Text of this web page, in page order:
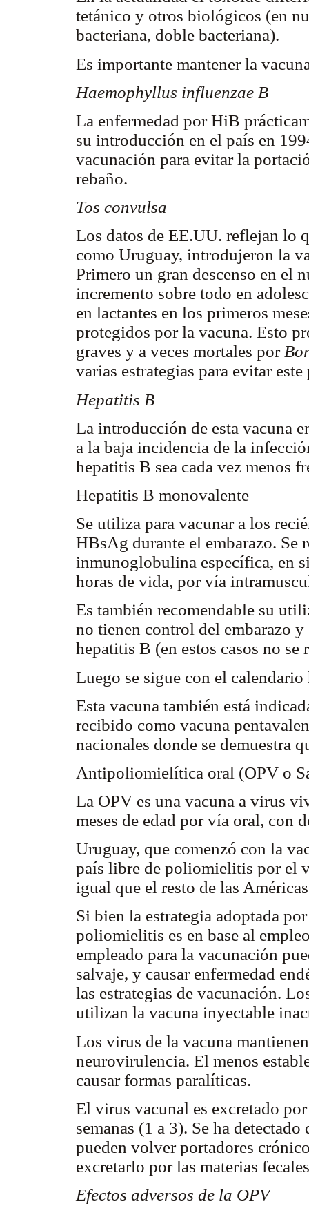
tetánico y otros biológicos (en
bacteriana, doble bacteriana).
Es importante mantener la
Haemophyllus influenzae B
La enfermedad por HiB
su introducción en el país en
vacunación para evitar la
rebaño.
Tos convulsa
Los datos de EE.UU. reflejan lo
como Uruguay, introdujeron la
Primero un gran descenso en el
incremento sobre todo en
en lactantes en los primeros
protegidos por la vacuna. Esto
graves y a veces mortales por
varias estrategias para evitar
Hepatitis B
La introducción de esta vacuna
a la baja incidencia de la
hepatitis B sea cada vez menos
Hepatitis B monovalente
Se utiliza para vacunar a los
HBsAg durante el embarazo. Se
inmunoglobulina específica, en
horas de vida, por vía
Es también recomendable su
no tienen control del embarazo
hepatitis B (en estos casos no
Luego se sigue con el
Esta vacuna también está
recibido como vacuna
nacionales donde se demuestra
Antipoliomielítica oral (OPV o
La OPV es una vacuna a virus
meses de edad por vía oral, con
Uruguay, que comenzó con la
país libre de poliomielitis por el
igual que el resto de las
Si bien la estrategia adoptada
poliomielitis es en base al
empleado para la vacunación
salvaje, y causar enfermedad
las estrategias de vacunación.
utilizan la vacuna inyectable
Los virus de la vacuna
neurovirulencia. El menos
causar formas paralíticas.
El virus vacunal es excretado
semanas (1 a 3). Se ha
pueden volver portadores
excretarlo por las materias
Efectos adversos de la OPV